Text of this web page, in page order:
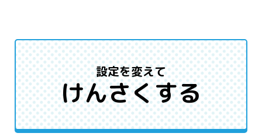
設定を変えて
けんさくする